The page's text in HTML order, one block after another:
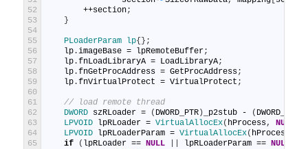
52
53
54
55
56
57
58
59
60
61
62
63
64
65
++section;
}
PLoaderParam lp{ } ;
lp .imageBase = lpRemoteBuffer;
lp .fnLoadLibraryA = LoadLibraryA;
lp .fnGetProcAddress = GetProcAddress;
lp .fnVirtualProtect = VirtualProtect ;
// load remote thread
DWORD szRLoader = ( DWORD_PTR ) _p2stub - ( DWORD_PTR
LPVOID
lpRLoader = VirtualAllocEx( hProcess, NULL
LPVOID
lpRLoaderParam = VirtualAllocEx( hProcess
if
( lpRLoader == NULL lpRLoaderParam == NULL